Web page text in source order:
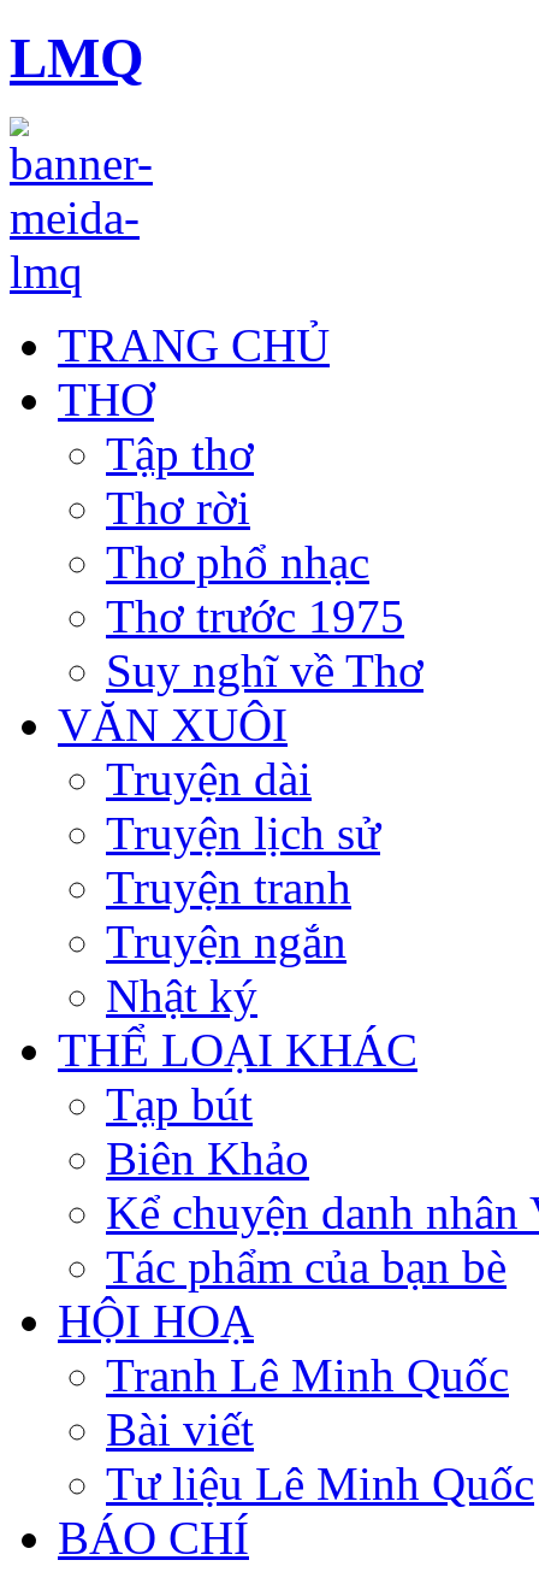
LMQ
TRANG CHỦ
THƠ
Tập thơ
Thơ rời
Thơ phổ nhạc
Thơ trước 1975
Suy nghĩ về Thơ
VĂN XUÔI
Truyện dài
Truyện lịch sử
Truyện tranh
Truyện ngắn
Nhật ký
THỂ LOẠI KHÁC
Tạp bút
Biên Khảo
Kể chuyện danh nhân
Tác phẩm của bạn bè
HỘI HOẠ
Tranh Lê Minh Quốc
Bài viết
Tư liệu Lê Minh Quốc
BÁO CHÍ